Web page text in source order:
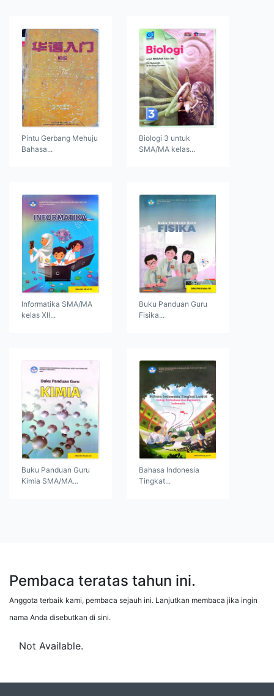
Pintu Gerbang Mehuju
Bahasa...
Biologi 3 untuk
SMA/MA kelas...
Informatika SMA/MA
kelas XII...
Buku Panduan Guru
Fisika...
Buku Panduan Guru
Kimia SMA/MA...
Bahasa Indonesia
Tingkat...
Pembaca teratas tahun ini.
Anggota terbaik kami, pembaca sejauh ini. Lanjutkan membaca jika ingin
nama Anda disebutkan di sini.
Not Available.